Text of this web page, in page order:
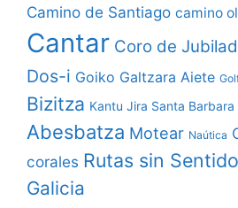
Camino de Santiago camino
Cantar Coro de
Dos-i Goiko Galtzara Aiete
Bizitza Kantu Jira Santa Barbara
Abesbatza Motear Naútica
corales Rutas sin Sentido
Galicia